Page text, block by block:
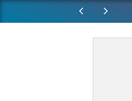
yapılan gizli planları deşifre etti!